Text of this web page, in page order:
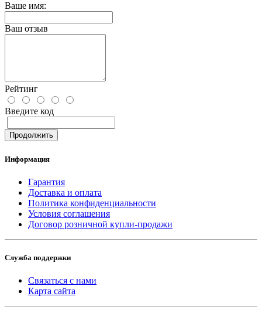
Ваше имя:
Ваш отзыв
Рейтинг
Введите код
Продолжить
Информация
Гарантия
Доставка и оплата
Политика конфиденциальности
Условия соглашения
Договор розничной купли-продажи
Служба поддержки
Связаться с нами
Карта сайта